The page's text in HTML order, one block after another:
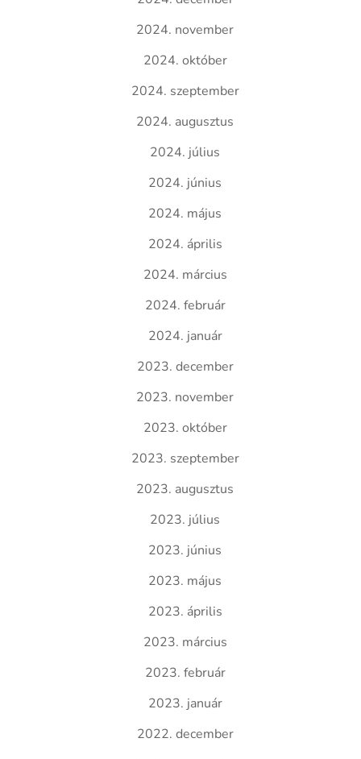
2024. november
2024. október
2024. szeptember
2024. augusztus
2024. július
2024. június
2024. május
2024. április
2024. március
2024. február
2024. január
2023. december
2023. november
2023. október
2023. szeptember
2023. augusztus
2023. július
2023. június
2023. május
2023. április
2023. március
2023. február
2023. január
2022. december